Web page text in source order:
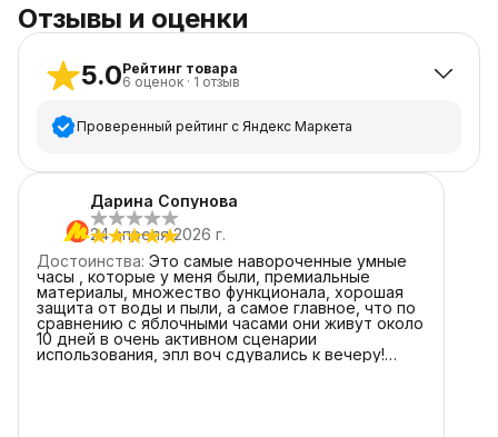
Отзывы и оценки
5.0Рейтинг товара
6 оценок · 1 отзыв
Проверенный рейтинг с Яндекс Маркета
5 звёзд
6
звезды
звезды
2 звезды
1 звезда
Дарина Сопунова
24 апреля 2026 г.
Достоинства: Это самые навороченные умные
часы , которые у меня были, премиальные
материалы, множество функционала, хорошая
защита от воды и пыли, а самое главное, что по
сравнению с яблочными часами они живут около
10 дней в очень активном сценарии
использования, эпл воч сдувались к вечеру!